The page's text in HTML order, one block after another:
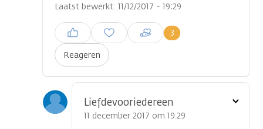
Laatst bewerkt: 11/12/2017 - 19:29
Reageren
3
Inloggen om een reactie te
plaatsen
Liefdevooriedereen
11 december 2017 om 19.29
Toon